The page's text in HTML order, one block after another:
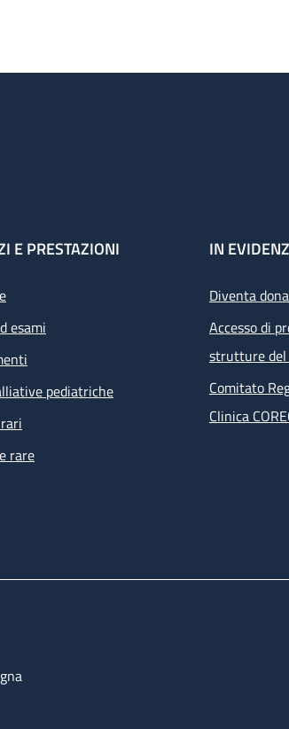
E PRESTAZIONI
esami
pediatriche
rare
IN
Diventa
Accesso di
strutture del
Comitato
Clinica